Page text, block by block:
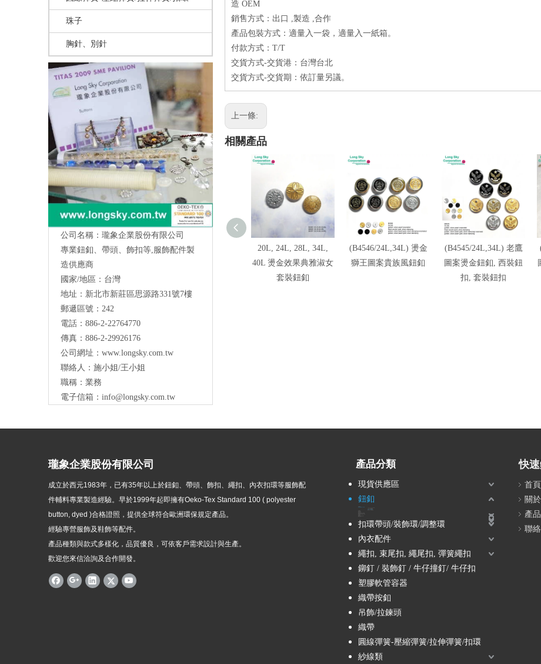
珠子
胸針、別針
Long Sky- 服裝輔料、鈕扣、扣環、繩扣、
服飾配件製造供應
公司名稱：瓏象企業股份有限公司
專業鈕釦、帶頭、飾扣等,服飾配件製
造供應商
國家/地區：台灣
地址：新北市新莊區思源路331號7樓
郵遞區號：242
電話：886-2-22764770
傳真：886-2-29926176
公司網址： www.longsky.com.tw
聯絡人：施小姐/王小姐
職稱：業務
電子信箱： info@longsky.com.tw
造 OEM
銷售方式：出口 ,製造 ,合作
產品包裝方式：適量入一袋，適量入一紙箱。
付款方式：T/T
交貨方式-交貨港：台灣台北
交貨方式-交貨期：依訂量另議。
上一條:
相關產品
20L, 24L, 28L, 34L,
40L 燙金效果典雅淑女
套裝鈕釦
(B4546/24L,34L) 燙金
獅王圖案貴族風鈕釦
(B4545/24L,34L) 老鷹
圖案燙金鈕釦, 西裝鈕
扣, 套裝鈕扣
瓏象企業股份有限公司
成立於西元1983年， 已有35年以上於鈕釦、帶頭、飾扣、繩扣、內衣扣環等服飾配
件輔料專業製造經驗。早於1999年起即擁有Oeko-Tex Standard 100 ( polyester
button, dyed )合格證照，提供全球符合歐洲環保規定產品。
經驗專營服飾及鞋飾等配件。
產品種類與款式多樣化，品質優良，可依客戶需求設計與生產。
歡迎您來信洽詢及合作開發。
產品分類
現貨供應區
鈕釦
扣環帶頭/裝飾環/調整環
內衣配件
繩扣, 束尾扣, 繩尾扣, 彈簧繩扣
鉚釘 / 裝飾釘 / 牛仔撞釘/ 牛仔扣
塑膠軟管容器
織帶按釦
吊飾/拉鍊頭
織帶
圓線彈簧-壓縮彈簧/拉伸彈簧/扣環
紗線類
快
首頁
關
產
聯